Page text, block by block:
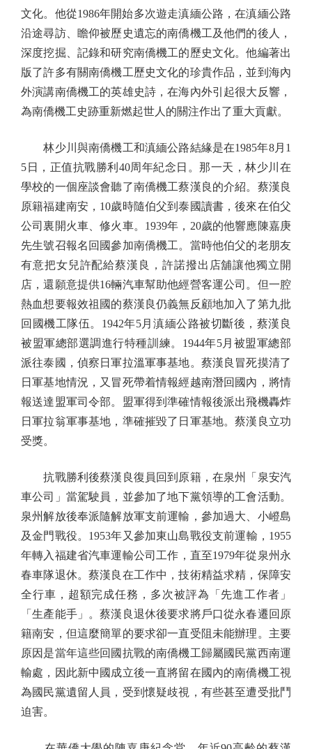
文化。他從1986年開始多次遊走滇緬公路，在滇緬公路
沿途尋訪、瞻仰被歷史遺忘的南僑機工及他們的後人，
深度挖掘、記錄和研究南僑機工的歷史文化。他編著出
版了許多有關南僑機工歷史文化的珍貴作品，並到海內
外演講南僑機工的英雄史詩，在海內外引起很大反響，
為南僑機工史跡重新燃起世人的關注作出了重大貢獻。
林少川與南僑機工和滇緬公路結緣是在1985年8月1
5日，正值抗戰勝利40周年紀念日。那一天，林少川在
學校的一個座談會聽了南僑機工蔡漢良的介紹。蔡漢良
原籍福建南安，10歲時隨伯父到泰國讀書，後來在伯父
公司裏開火車、修火車。1939年，20歲的他響應陳嘉庚
先生號召報名回國參加南僑機工。當時他伯父的老朋友
有意把女兒許配給蔡漢良，許諾撥出店舖讓他獨立開
店，還願意提供16輛汽車幫助他經營客運公司。但一腔
熱血想要報效祖國的蔡漢良仍義無反顧地加入了第九批
回國機工隊伍。1942年5月滇緬公路被切斷後，蔡漢良
被盟軍總部選調進行特種訓練。1944年5月被盟軍總部
派往泰國，偵察日軍拉溫軍事基地。蔡漢良冒死摸清了
日軍基地情況，又冒死帶着情報經越南潛回國內，將情
報送達盟軍司令部。盟軍得到準確情報後派出飛機轟炸
日軍拉翁軍事基地，準確摧毀了日軍基地。蔡漢良立功
受獎。
抗戰勝利後蔡漢良復員回到原籍，在泉州「泉安汽
車公司」當駕駛員，並參加了地下黨領導的工會活動。
泉州解放後奉派隨解放軍支前運輸，參加過大、小嶝島
及金門戰役。1953年又參加東山島戰役支前運輸，1955
年轉入福建省汽車運輸公司工作，直至1979年從泉州永
春車隊退休。蔡漢良在工作中，技術精益求精，保障安
全行車，超額完成任務，多次被評為「先進工作者」
「生產能手」。蔡漢良退休後要求將戶口從永春遷回原
籍南安，但這麼簡單的要求卻一直受阻未能辦理。主要
原因是當年這些回國抗戰的南僑機工歸屬國民黨西南運
輸處，因此新中國成立後一直將留在國內的南僑機工視
為國民黨遺留人員，受到懷疑歧視，有些甚至遭受批鬥
迫害。